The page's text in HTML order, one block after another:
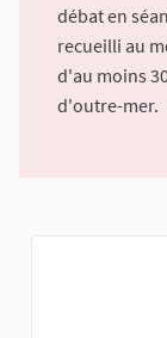
débat en
recueilli au
d'au moins
d'outre-mer.